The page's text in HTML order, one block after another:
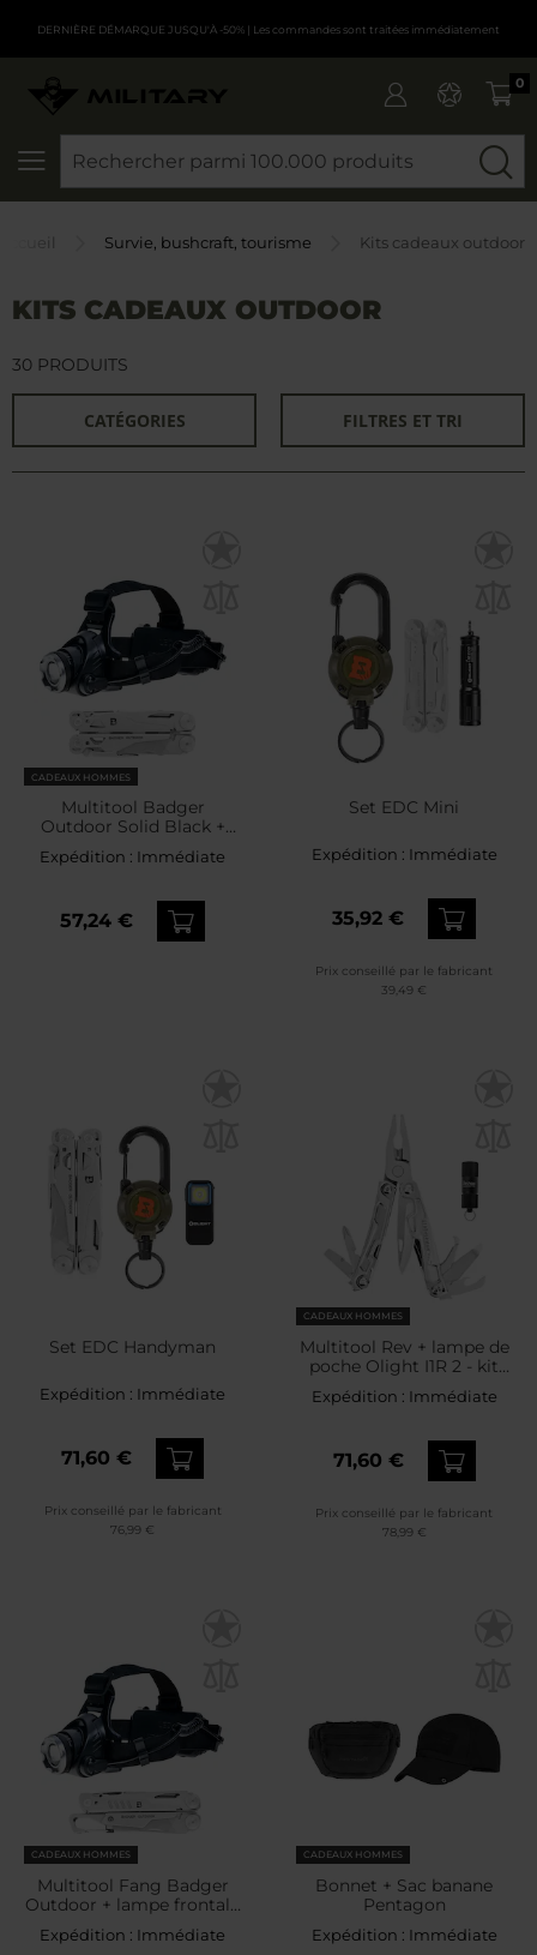
DERNIÈRE DÉMARQUE JUSQU'À -50% | Les commandes sont traitées immédiatement
0
Survie, bushcraft, tourisme Kits cadeaux outdoor
KITS CADEAUX OUTDOOR
CATÉGORIES FILTRES ET TRI
30 PRODUITS
CADEAUX HOMMES
Multitool Badger
Outdoor Solid Black +
lampe frontale XRG 200 -
Ensemble
Expédition : Immédiate
57,24 €
Set EDC Mini
Expédition : Immédiate
35,92 €
Prix conseillé par le fabricant
39,49 €
Set EDC Handyman
Expédition : Immédiate
71,60 €
Prix conseillé par le fabricant
76,99 €
CADEAUX HOMMES
Multitool Rev + lampe de
poche Olight I1R 2 - kit
Leatherman
Expédition : Immédiate
71,60 €
Prix conseillé par le fabricant
78,99 €
CADEAUX HOMMES
Multitool Fang Badger
Outdoor + lampe frontale
200 XRG 1000 lumens -
Ensemble
Expédition : Immédiate
CADEAUX HOMMES
Bonnet + Sac banane
Pentagon
Expédition : Immédiate